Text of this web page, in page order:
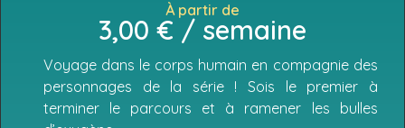
À partir de
3,00 € / semaine
Voyage dans le corps humain en compagnie des
personnages de la série ! Sois le premier à
terminer le parcours et à ramener les bulles